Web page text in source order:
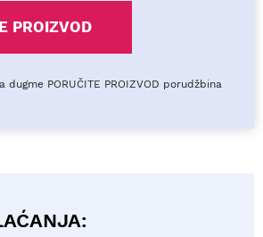
dugme PORUČITE PROIZVOD porudžbina